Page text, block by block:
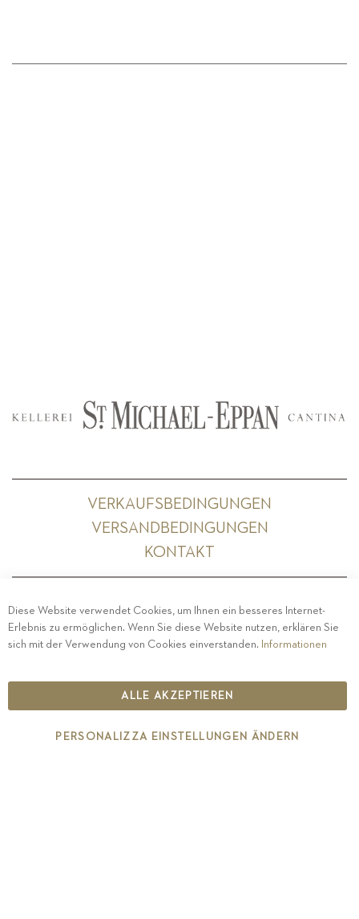
VERKAUFSBEDINGUNGEN
VERSANDBEDINGUNGEN
KONTAKT
PRIVACY-IMPRESSUM- COOKIE POLICY-
ETHISCHER KODEX
IT00126670215
Diese Website verwendet Cookies, um Ihnen ein besseres Internet-
Erlebnis zu ermöglichen. Wenn Sie diese Website nutzen, erklären Sie
sich mit der Verwendung von Cookies einverstanden. Informationen
ALLE AKZEPTIEREN
PERSONALIZZA EINSTELLUNGEN ÄNDERN